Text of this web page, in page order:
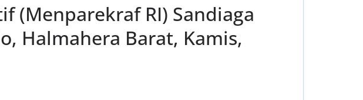
(Menparekraf RI) Sandiaga
Halmahera Barat, Kamis,